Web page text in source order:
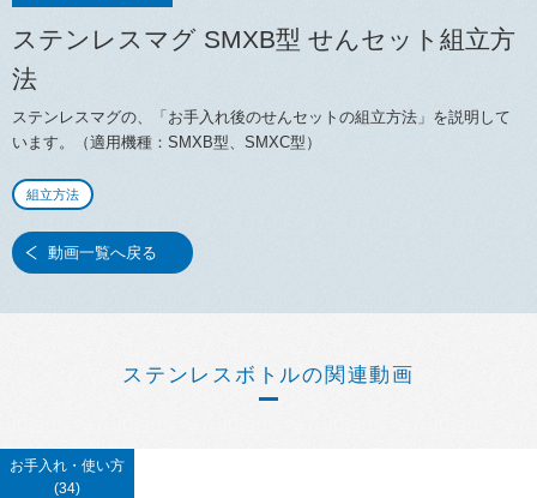
ステンレスマグ SMXB型 せんセット組立方
法
ステンレスマグの、「お手入れ後のせんセットの組立方法」を説明して
います。（適用機種：SMXB型、SMXC型）
組立方法
動画一覧へ戻る
ステンレスボトルの関連動画
お手入れ・使い方
(34)